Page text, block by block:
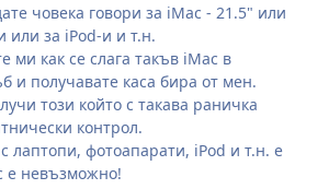
човека говори за iMac - 21.5" или
или за iPod-и и т.н.
ми как се слага такъв iMac в
и получавате каса бира от мен.
този който с такава раничка
контрол.
лаптопи, фотоапарати, iPod и т.н. е
е невъзможно!